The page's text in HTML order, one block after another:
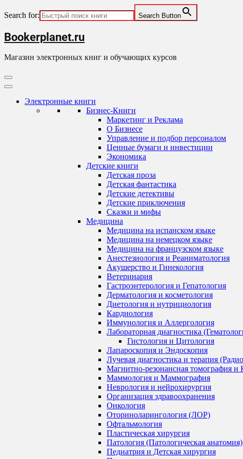
Search for: Search Button
Skip
to
content
Bookerplanet.ru
Магазин электронных книг и обучающих курсов
Primary
Menu
Электронные книги
Бизнес-Книги
Маркетинг и Реклама
О Бизнесе
Управление и подбор персоналом
Ценные бумаги и инвестиции
Экономика
Детские книги
Детская проза
Детская фантастика
Детские детективы
Детские приключения
Сказки и мифы
Медицина
Медицина на испанском языке
Медицина на немецком языке
Медицина на французском языке
Анестезиология и Реаниматология
Акушерство и Гинекология
Ветеринария
Гастроэнтерология и Гепатология
Дерматология и косметология
Диетология и нутрициология
Кардиология
Иммунология и Аллергология
Лабораторная диагностика
Гистология и Цитология
Лапароскопия и Эндоскопия
Лучевая диагностика и терапия
Магнитно-резонансная томография
Маммология и Маммография
Неврология и нейрохирургия
Организация здравоохранения
Онкология
Оториноларингология (ЛОР)
Офтальмология
Пластическая хирургия
Патология (Патологическая анатомия)
Педиатрия и Детская хирургия